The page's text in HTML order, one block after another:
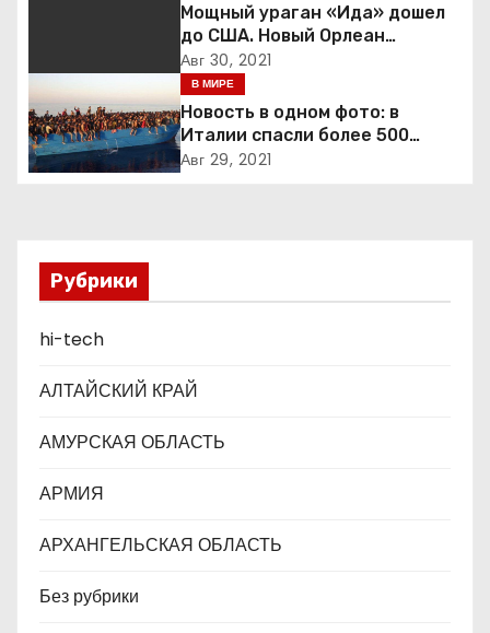
я
п
п
м
Мощный ураган «Ида» дошел
до США. Новый Орлеан
готовится к удару стихии
Авг 30, 2021
В МИРЕ
Новость в одном фото: в
Италии спасли более 500
мигрантов на рыбацкой лодке
Авг 29, 2021
Рубрики
hi-tech
АЛТАЙСКИЙ КРАЙ
АМУРСКАЯ ОБЛАСТЬ
АРМИЯ
АРХАНГЕЛЬСКАЯ ОБЛАСТЬ
Без рубрики